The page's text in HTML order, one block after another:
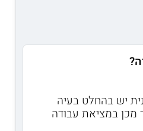
יש בהחלט בעיה
מכן במציאת עבודה